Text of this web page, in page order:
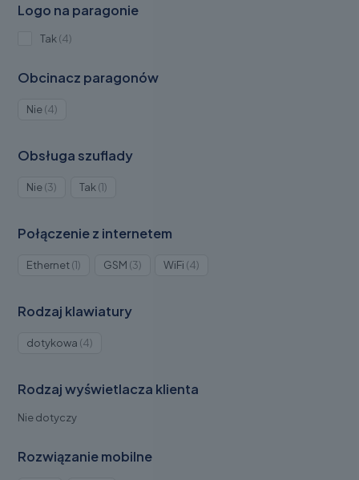
Logo na paragonie
Tak 4Produkty
Obcinacz paragonów
Nie 4Produkty
Obsługa szuflady
Nie 3Produkty
Tak 1Produkt
Połączenie z internetem
Ethernet 1Produkt
GSM 3Produkty
WiFi 4Produkty
Rodzaj klawiatury
dotykowa 4Produkty
Rodzaj wyświetlacza klienta
Nie dotyczy
Rozwiązanie mobilne